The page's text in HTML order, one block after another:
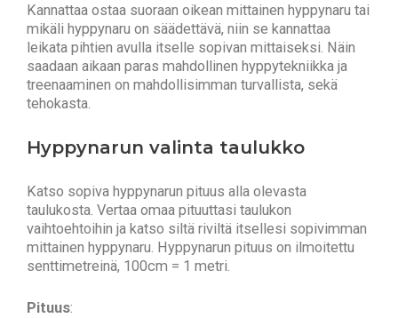
Kannattaa ostaa suoraan oikean mittainen hyppynaru tai
mikäli hyppynaru on säädettävä, niin se kannattaa
leikata pihtien avulla itselle sopivan mittaiseksi. Näin
saadaan aikaan paras mahdollinen hyppytekniikka ja
treenaaminen on mahdollisimman turvallista, sekä
tehokasta.
Hyppynarun valinta taulukko
Katso sopiva hyppynarun pituus alla olevasta
taulukosta. Vertaa omaa pituuttasi taulukon
vaihtoehtoihin ja katso siltä riviltä itsellesi sopivimman
mittainen hyppynaru. Hyppynarun pituus on ilmoitettu
senttimetreinä, 100cm = 1 metri.
Pituus: